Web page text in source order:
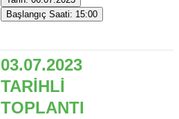
Başlangıç Saati: 15:00
03.07.2023
TARİHLİ
TOPLANTI